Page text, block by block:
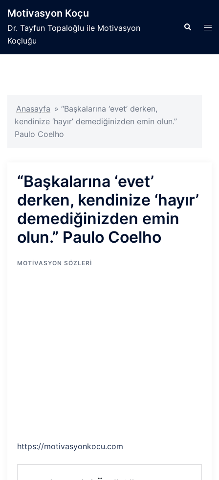
atlaMotivasyon Koçu
Dr. Tayfun Topaloğlu ile Motivasyon
Koçluğu
Search
Anasayfa » “Başkalarına ‘evet’ derken,
kendinize ‘hayır’ demediğinizden emin olun.”
Paulo Coelho
“Başkalarına ‘evet’
derken, kendinize ‘hayır’
demediğinizden emin
olun.” Paulo Coelho
MOTIVASYON SÖZLERI
https://motivasyonkocu.com